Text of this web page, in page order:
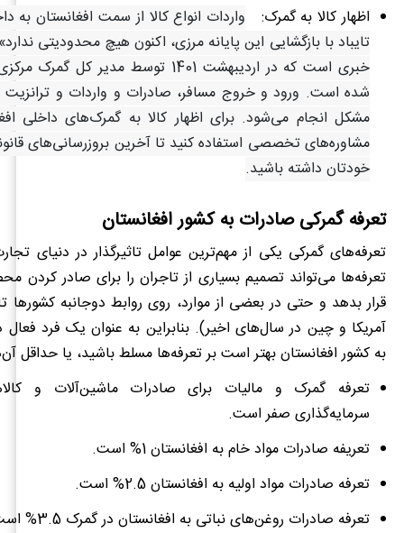
اظهار کالا به گمرک:
واردات انواع کالا از سمت افغانستان به
تایباد با بازگشایی این پایانه مرزی، اکنون هیچ محدودیتی
خبری است که در اردیبهشت 1401 توسط مدیر کل
شده است. ورود و خروج مسافر، صادرات و واردات و ترانزیت
مشکل انجام می‌شود. برای اظهار کالا به گمرک‌های داخلی
مشاوره‌های تخصصی استفاده کنید تا آخرین بروزرسانی‌های
خودتان داشته باشید.
تعرفه گمرکی صادرات به کشور افغانستان
تعرفه‌های گمرکی یکی از مهم‌ترین عوامل تاثیرگذار در دنیای
تعرفه‌ها می‌تواند تصمیم بسیاری از تاجران را برای صادر کردن
قرار بدهد و حتی در بعضی از موارد، روی روابط دوجانبه کشورها
آمریکا و چین در سال‌های اخیر). بنابراین به عنوان یک فرد
به کشور افغانستان بهتر است بر تعرفه‌ها مسلط باشید، یا حداقل
تعرفه گمرک و مالیات برای صادرات ماشین‌آلات و
سرمایه‌گذاری صفر است.
تعریفه صادرات مواد خام به افغانستان 1% است.
تعرفه صادرات مواد اولیه به افغانستان 2.5% است.
تعرفه صادرات روغنهای نباتی به افغانستان در گمرک 3.5% است.